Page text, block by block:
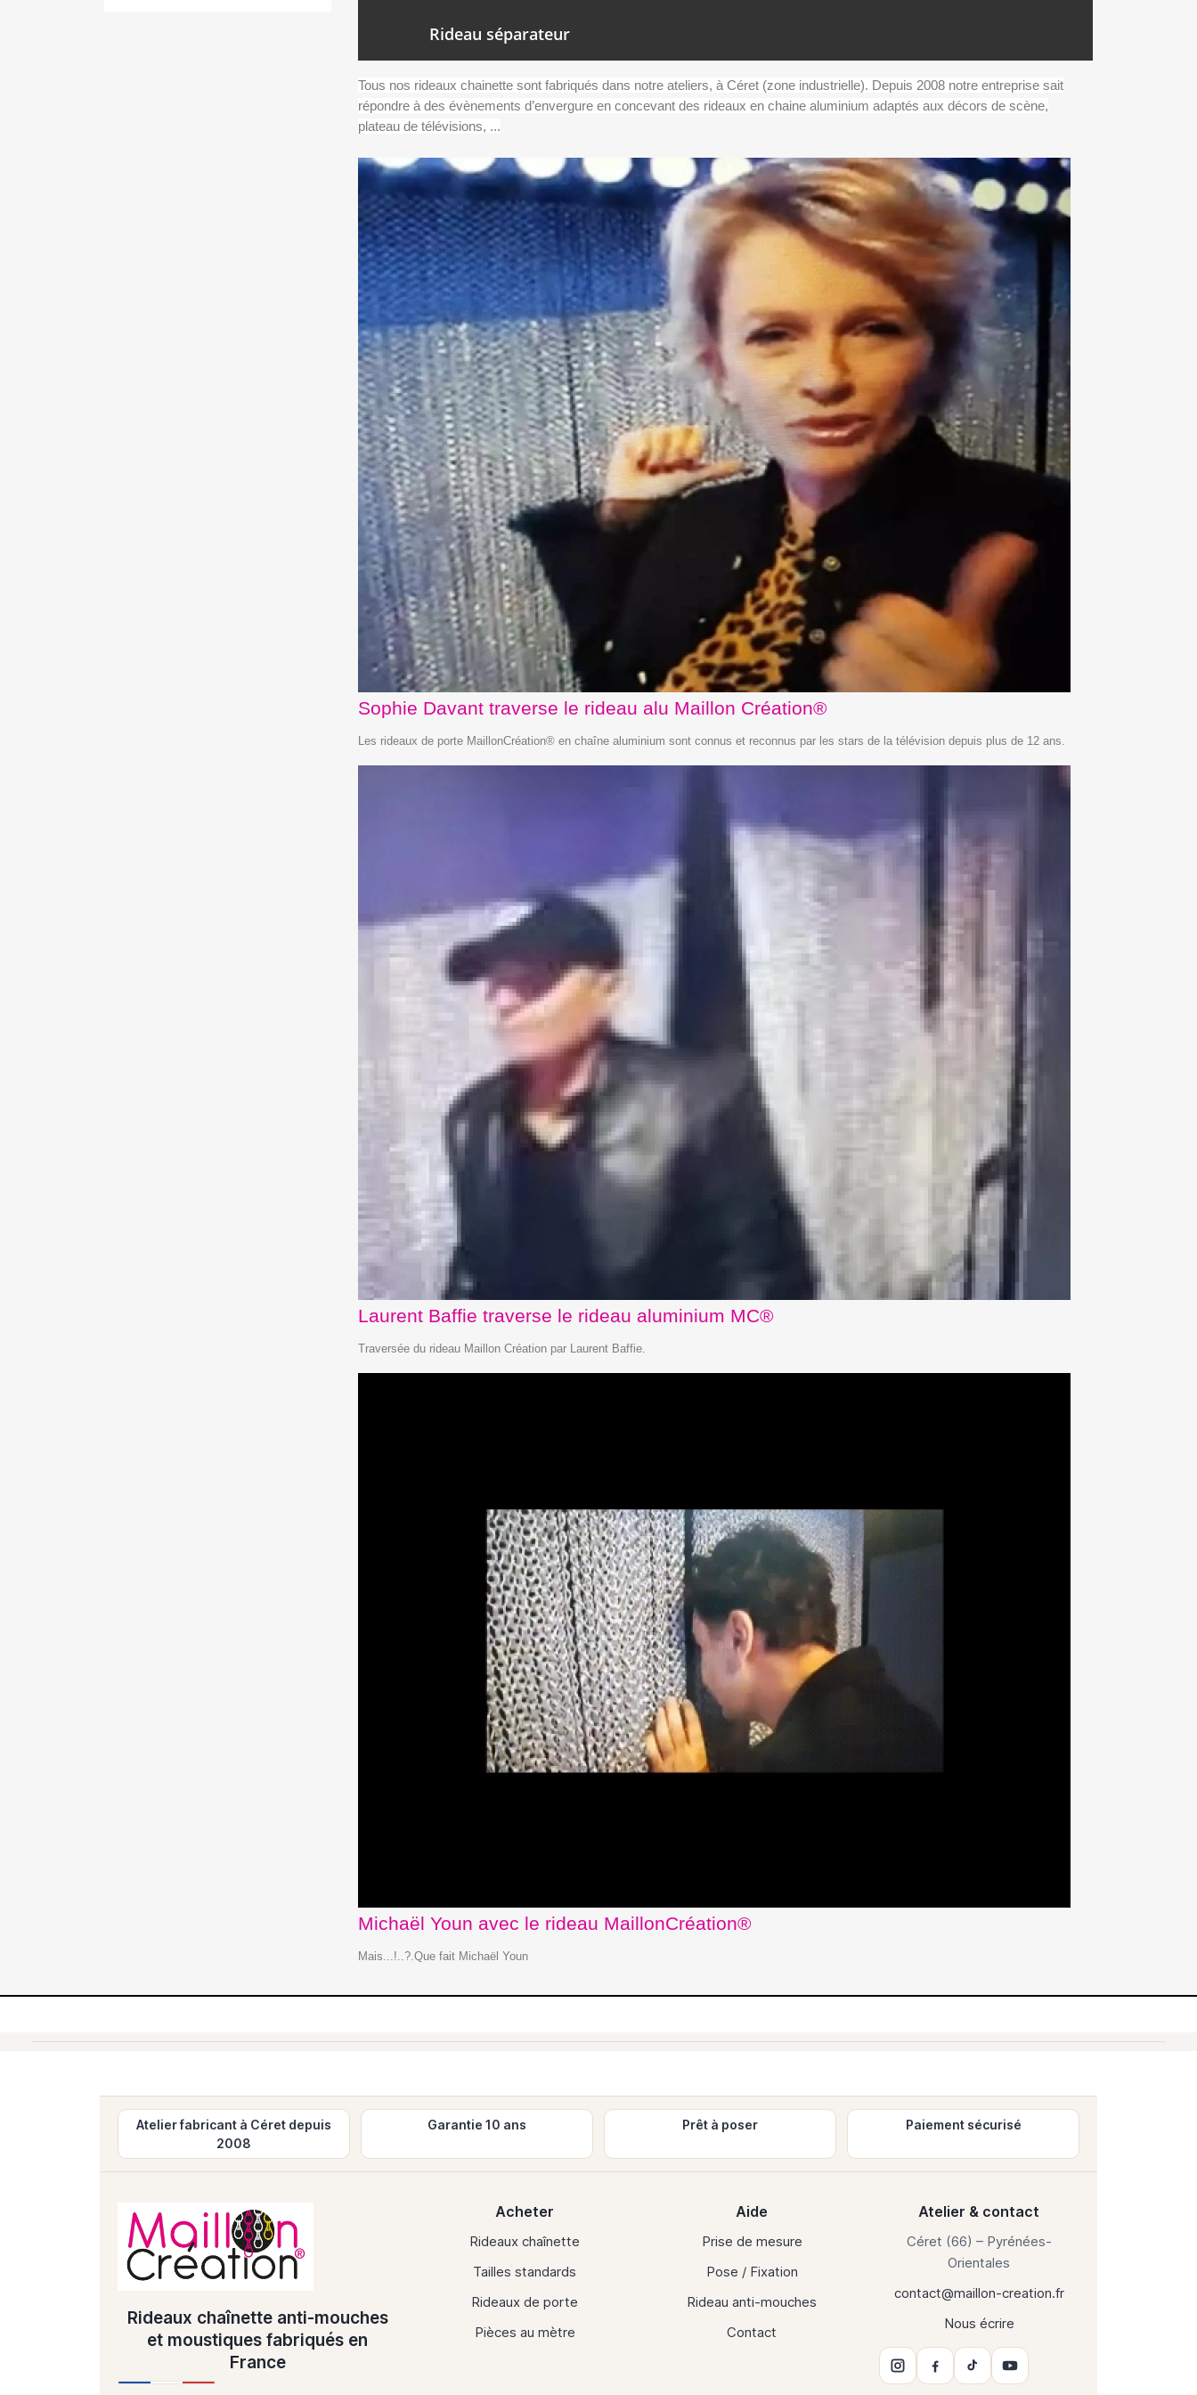
Rideau séparateur
Tous nos rideaux chainette sont fabriqués dans notre ateliers, à Céret (zone industrielle). Depuis 2008 notre entreprise sait
répondre à des évènements d’envergure en concevant des rideaux en chaine aluminium adaptés aux décors de scène,
plateau de télévisions, ...
Sophie Davant traverse le rideau alu Maillon Création®
Les rideaux de porte MaillonCréation® en chaîne aluminium sont connus et reconnus par les stars de la télévision depuis plus de 12 ans.
Laurent Baffie traverse le rideau aluminium MC®
Traversée du rideau Maillon Création par Laurent Baffie.
Michaël Youn avec le rideau MaillonCréation®
Mais...!..?.Que fait Michaël Youn
Atelier fabricant à Céret depuis
2008
Garantie 10 ans Prêt à poser Paiement sécurisé
Rideaux chaînette anti-mouches
et moustiques fabriqués en
France
Acheter
Rideaux chaînette
Tailles standards
Rideaux de porte
Pièces au mètre
Aide
Prise de mesure
Pose / Fixation
Rideau anti-mouches
Contact
Atelier & contact
Céret (66) – Pyrénées-
Orientales
contact@maillon-creation.fr
Nous écrire